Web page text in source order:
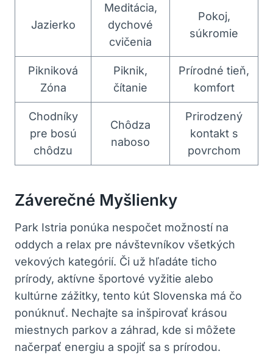
Jazierko
Meditácia,
dychové
cvičenia
Pokoj,
súkromie
Pikniková
Zóna
Piknik,
čítanie
Prírodné tieň,
komfort
Chodníky
pre bosú
chôdzu
Chôdza
naboso
Prirodzený
kontakt s
povrchom
Záverečné Myšlienky
Park Istria ponúka nespočet možností na
oddych a relax pre návštevníkov všetkých
vekových kategórií. Či už hľadáte ticho
prírody, aktívne športové vyžitie alebo
kultúrne zážitky, tento kút Slovenska má čo
ponúknuť. Nechajte sa inšpirovať krásou
miestnych parkov a záhrad, kde si môžete
načerpať energiu a spojiť sa s prírodou.